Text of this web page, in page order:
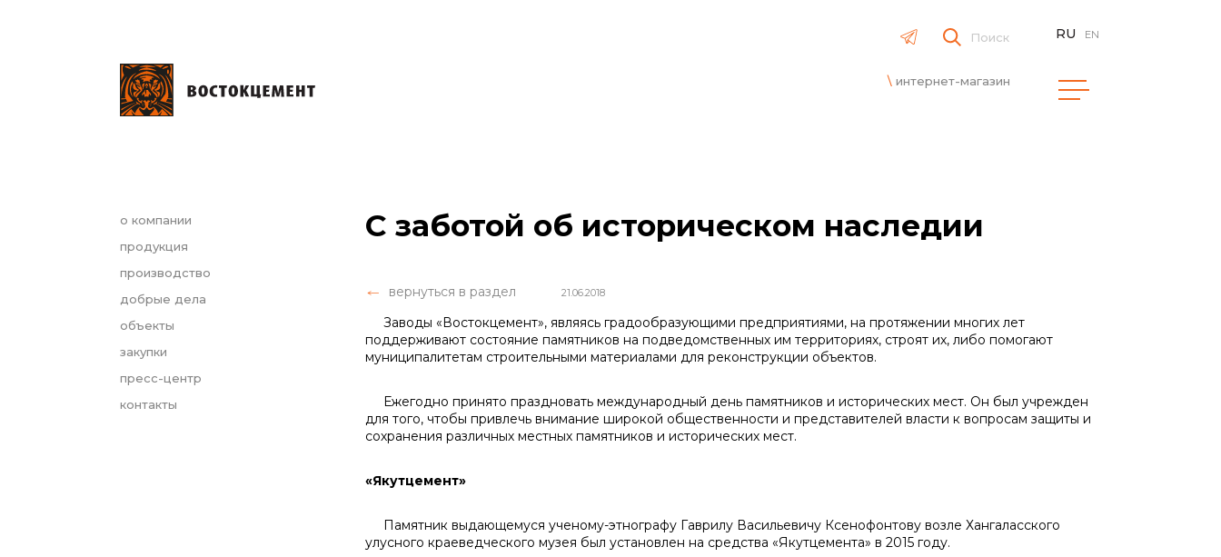
Поиск
интернет-магазин
RU EN
о компании
продукция
производство
добрые дела
объекты
закупки
пресс-центр
контакты
С заботой об историческом наследии
вернуться в раздел 21.06.2018
Заводы «Востокцемент», являясь градообразующими предприятиями, на протяжении многих лет
поддерживают состояние памятников на подведомственных им территориях, строят их, либо помогают
муниципалитетам строительными материалами для реконструкции объектов.
Ежегодно принято праздновать международный день памятников и исторических мест. Он был учрежден
для того, чтобы привлечь внимание широкой общественности и представителей власти к вопросам защиты и
сохранения различных местных памятников и исторических мест.
«Якутцемент»
Памятник выдающемуся ученому-этнографу Гаврилу Васильевичу Ксенофонтову возле Хангаласского
улусного краеведческого музея был установлен на средства «Якутцемента» в 2015 году.